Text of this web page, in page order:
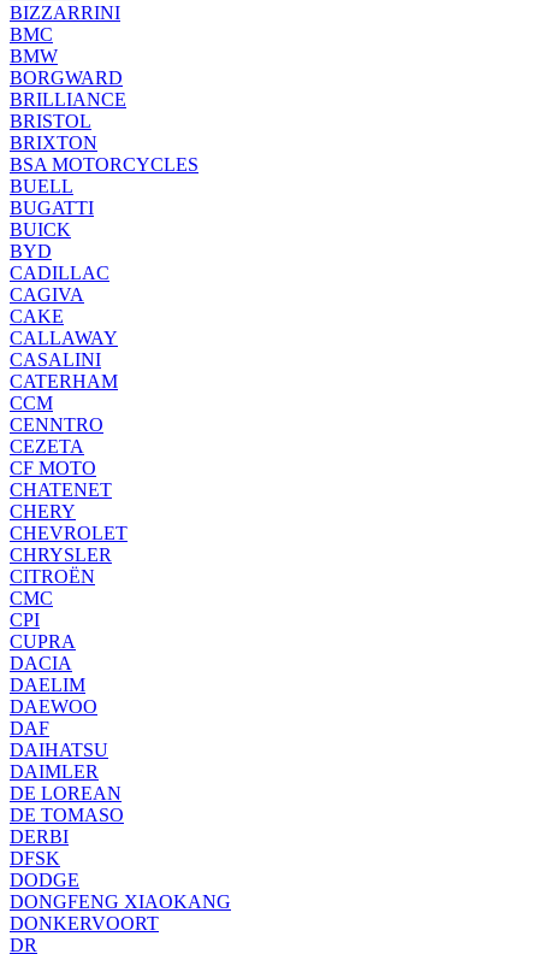
BIZZARRINI
BMC
BMW
BORGWARD
BRILLIANCE
BRISTOL
BRIXTON
BSA MOTORCYCLES
BUELL
BUGATTI
BUICK
BYD
CADILLAC
CAGIVA
CAKE
CALLAWAY
CASALINI
CATERHAM
CCM
CENNTRO
CEZETA
CF MOTO
CHATENET
CHERY
CHEVROLET
CHRYSLER
CITROËN
CMC
CPI
CUPRA
DACIA
DAELIM
DAEWOO
DAF
DAIHATSU
DAIMLER
DE LOREAN
DE TOMASO
DERBI
DFSK
DODGE
DONGFENG XIAOKANG
DONKERVOORT
DR